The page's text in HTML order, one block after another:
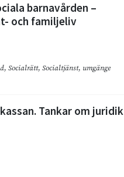
barnavården –
och familjeliv
, Socialrätt, Socialtjänst, umgänge
Tankar om juridik